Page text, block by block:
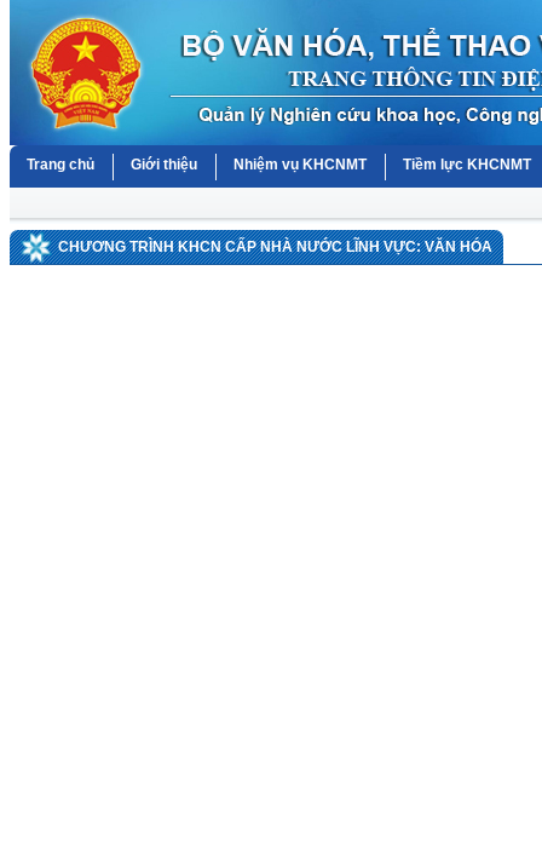
Trang chủ Giới thiệu Nhiệm vụ KHCNMT Tiềm lực KHCNMT
CHƯƠNG TRÌNH KHCN CẤP NHÀ NƯỚC LĨNH VỰC: VĂN HÓA